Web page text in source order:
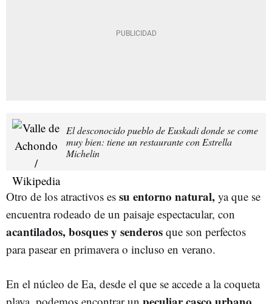
El desconocido pueblo de Euskadi donde se come
muy bien: tiene un restaurante con Estrella
Michelin
Otro de los atractivos es su entorno natural, ya que se
encuentra rodeado de un paisaje espectacular, con
acantilados, bosques y senderos que son perfectos
para pasear en primavera o incluso en verano.
En el núcleo de Ea, desde el que se accede a la coqueta